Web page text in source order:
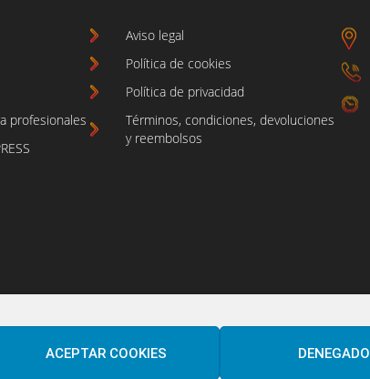
ACEPTAR COOKIES DENEGADO
profesionales
Aviso legal
Política de cookies
Política de privacidad
Términos, condiciones, devoluciones
y reembolsos